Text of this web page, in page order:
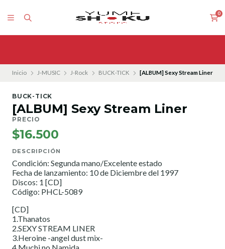
0
Inicio J-MUSIC J-Rock BUCK-TICK [ALBUM] Sexy Stream Liner
BUCK-TICK
[ALBUM] Sexy Stream Liner
PRECIO
$16.500
DESCRIPCIÓN
Condición: Segunda mano/Excelente estado
Fecha de lanzamiento: 10 de Diciembre del 1997
Discos: 1 [CD]
Código: PHCL-5089
[CD]
1.Thanatos
2.SEXY STREAM LINER
3.Heroine -angel dust mix-